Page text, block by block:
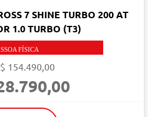
7 SHINE TURBO 200 AT
1.0 TURBO (T3)
FÍSICA
154.490,00